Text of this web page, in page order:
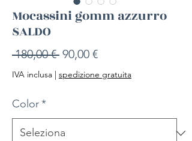
Mocassini gomm azzurro
SALDO
180,00 € Prezzo
regolare
90,00 €Prezzo
scontato
IVA inclusa | spedizione gratuita
Color*